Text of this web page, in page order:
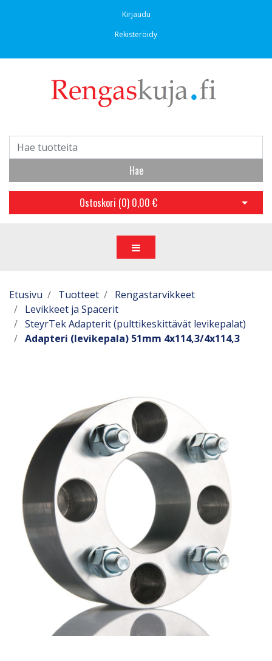
Kirjaudu
Rekisteröidy
Hae
Ostoskori (0) 0,00 € Avaa
Etusivu Tuotteet
Rengastarvikkeet
Levikkeet ja Spacerit
SteyrTek Adapterit (pulttikeskittävät levikepalat)
Adapteri (levikepala) 51mm 4x114,3/4x114,3